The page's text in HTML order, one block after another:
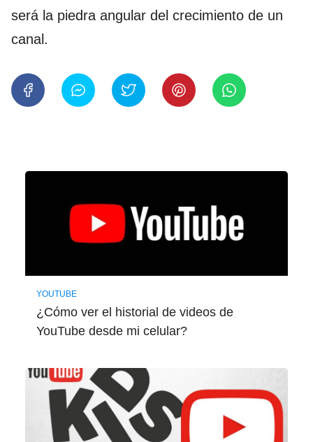
será la piedra angular del crecimiento de un
canal.
YOUTUBE
¿Cómo ver el historial de videos de
YouTube desde mi celular?